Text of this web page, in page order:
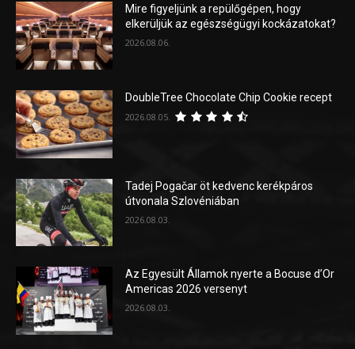
Mire figyeljünk a repülőgépen, hogy
elkerüljük az egészségügyi kockázatokat?
2026.08.06.
DoubleTree Chocolate Chip Cookie recept
2026.08.05.
Tadej Pogačar öt kedvenc kerékpáros
útvonala Szlovéniában
2026.08.03.
Az Egyesült Államok nyerte a Bocuse d’Or
Americas 2026 versenyt
2026.08.03.